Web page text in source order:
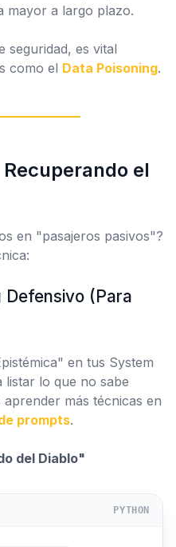
mayor a largo plazo.
seguridad, es vital
como el Data Poisoning.
el
en "pasajeros pasivos"?
Defensivo (Para
en tus System
listar lo que no sabe
más técnicas en
prompts.
del Diablo"
PYTHON